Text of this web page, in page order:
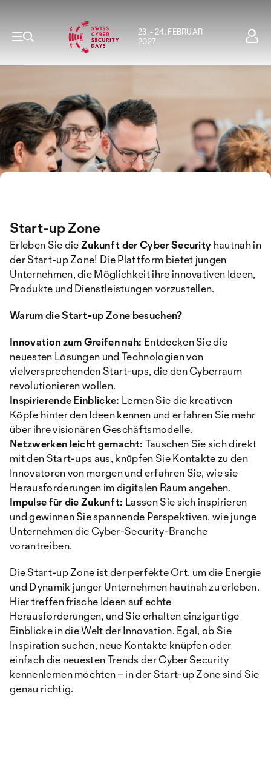
23. - 24. FEBRUAR
2027
Start-up Zone
Erleben Sie dieZukunft der Cyber Security hautnah in
der Start-up Zone! Die Plattform bietet jungen
Unternehmen, die Möglichkeit ihre innovativen Ideen,
Produkte und Dienstleistungen vorzustellen.
Warum die Start-up Zone besuchen?
Innovation zum Greifen nah: Entdecken Sie die
neuesten Lösungen und Technologien von
vielversprechenden Start-ups, die den Cyberraum
revolutionieren wollen.
Inspirierende Einblicke: Lernen Sie die kreativen
Köpfe hinter den Ideen kennen und erfahren Sie mehr
über ihre visionären Geschäftsmodelle.
Netzwerken leicht gemacht: Tauschen Sie sich direkt
mit den Start-ups aus, knüpfen Sie Kontakte zu den
Innovatoren von morgen und erfahren Sie, wie sie
Herausforderungen im digitalen Raum angehen.
Impulse für die Zukunft: Lassen Sie sich inspirieren
und gewinnen Sie spannende Perspektiven, wie junge
Unternehmen die Cyber-Security-Branche
vorantreiben.
Die Start-up Zone ist der perfekte Ort, um die Energie
und Dynamik junger Unternehmen hautnah zu erleben.
Hier treffen frische Ideen auf echte
Herausforderungen, und Sie erhalten einzigartige
Einblicke in die Welt der Innovation. Egal, ob Sie
Inspiration suchen, neue Kontakte knüpfen oder
einfach die neuesten Trends der Cyber Security
kennenlernen möchten – in der Start-up Zone sind Sie
genau richtig.